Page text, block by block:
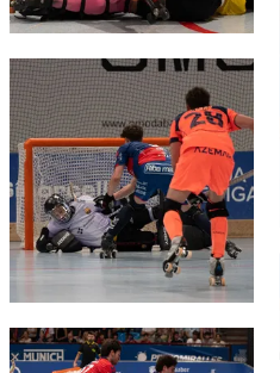
FC Barcelona club badge
FC Barcelona club badge